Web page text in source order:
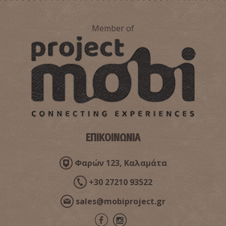
Παραλία Πορί
ΠΑΡΑΛΙΕΣ ~4.5Km
~5.3Km
Member of
ΕΠΙΚΟΙΝΩΝΙΑ
Φαρών 123, Καλαμάτα
+30 27210 93522
sales@mobiproject.gr